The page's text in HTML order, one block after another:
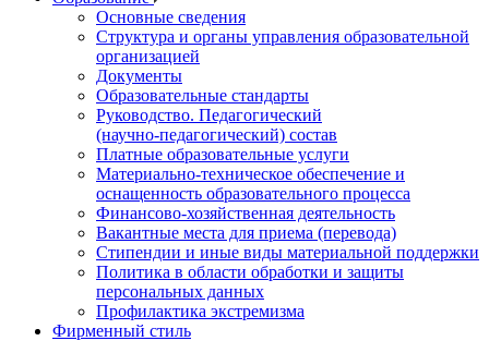
Основные сведения
Структура и органы управления образовательной
организацией
Документы
Образовательные стандарты
Руководство. Педагогический
(научно‑педагогический) состав
Платные образовательные услуги
Материально-техническое обеспечение и
оснащенность образовательного процесса
Финансово-хозяйственная деятельность
Вакантные места для приема (перевода)
Стипендии и иные виды материальной поддержки
Политика в области обработки и защиты
персональных данных
Профилактика экстремизма
Фирменный стиль